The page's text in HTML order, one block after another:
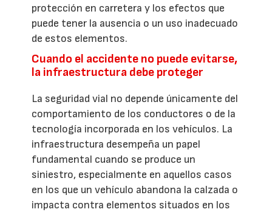
protección en carretera y los efectos que
puede tener la ausencia o un uso inadecuado
de estos elementos.
Cuando el accidente no puede evitarse,
la infraestructura debe proteger
La seguridad vial no depende únicamente del
comportamiento de los conductores o de la
tecnología incorporada en los vehículos. La
infraestructura desempeña un papel
fundamental cuando se produce un
siniestro, especialmente en aquellos casos
en los que un vehículo abandona la calzada o
impacta contra elementos situados en los